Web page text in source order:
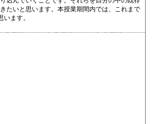
たいと思います。本授業期間内では、これまで
ます。